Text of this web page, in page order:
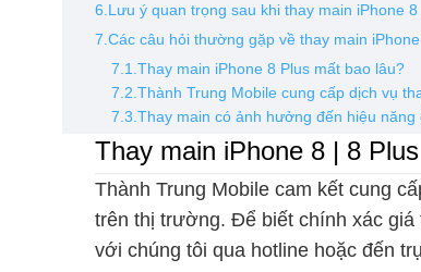
6.Lưu ý quan trọng sau khi thay main iPhone 8
7.Các câu hỏi thường gặp về thay main
7.1.Thay main iPhone 8 Plus mất bao lâu?
7.2.Thành Trung Mobile cung cấp dịch vụ
7.3.Thay main có ảnh hưởng đến hiệu năng
Thay main iPhone 8 | 8
Thành Trung Mobile cam kết cung
trên thị trường. Để biết chính xác giá
với chúng tôi qua hotline hoặc đến